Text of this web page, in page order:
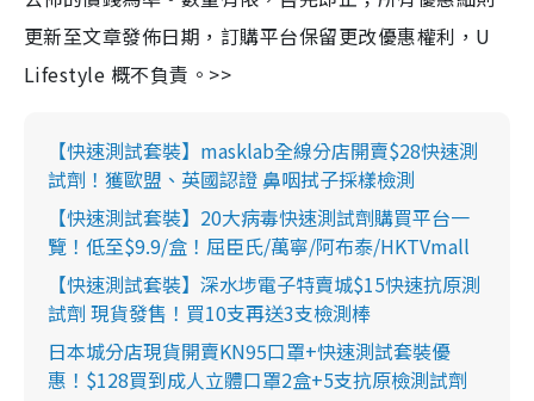
更新至文章發佈日期，訂購平台保留更改優惠權利，U
Lifestyle 概不負責。>>
【快速測試套裝】masklab全線分店開賣$28快速測
試劑！獲歐盟、英國認證 鼻咽拭子採樣檢測
【快速測試套裝】20大病毒快速測試劑購買平台一
覽！低至$9.9/盒！屈臣氏/萬寧/阿布泰/HKTVmall
【快速測試套裝】深水埗電子特賣城$15快速抗原測
試劑 現貨發售！買10支再送3支檢測棒
日本城分店現貨開賣KN95口罩+快速測試套裝優
惠！$128買到成人立體口罩2盒+5支抗原檢測試劑